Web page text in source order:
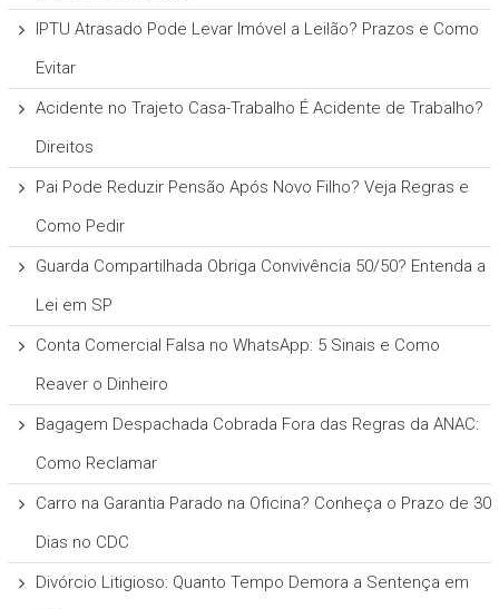
IPTU Atrasado Pode Levar Imóvel a Leilão? Prazos e Como
Evitar
Acidente no Trajeto Casa-Trabalho É Acidente de Trabalho?
Direitos
Pai Pode Reduzir Pensão Após Novo Filho? Veja Regras e
Como Pedir
Guarda Compartilhada Obriga Convivência 50/50? Entenda a
Lei em SP
Conta Comercial Falsa no WhatsApp: 5 Sinais e Como
Reaver o Dinheiro
Bagagem Despachada Cobrada Fora das Regras da ANAC:
Como Reclamar
Carro na Garantia Parado na Oficina? Conheça o Prazo de 30
Dias no CDC
Divórcio Litigioso: Quanto Tempo Demora a Sentença em